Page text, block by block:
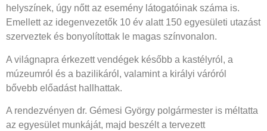
helyszínek, úgy nőtt az esemény látogatóinak száma is.
Emellett az idegenvezetők 10 év alatt 150 egyesületi utazást
szerveztek és bonyolítottak le magas színvonalon.
A világnapra érkezett vendégek később a kastélyról, a
múzeumról és a bazilikáról, valamint a királyi váróról
bővebb előadást hallhattak.
A rendezvényen dr. Gémesi György polgármester is méltatta
az egyesület munkáját, majd beszélt a tervezett